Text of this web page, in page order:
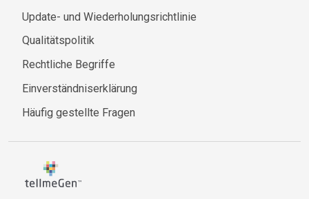
Update- und Wiederholungsrichtlinie
Qualitätspolitik
Rechtliche Begriffe
Einverständniserklärung
Häufig gestellte Fragen